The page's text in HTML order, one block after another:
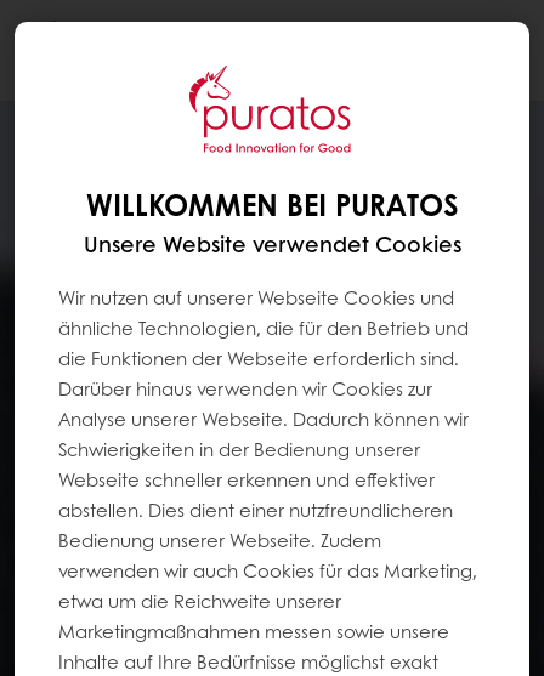
WILLKOMMEN BEI PURATOS
Unsere Website verwendet Cookies
Wir nutzen auf unserer Webseite Cookies und
ähnliche Technologien, die für den Betrieb und
die Funktionen der Webseite erforderlich sind.
Darüber hinaus verwenden wir Cookies zur
Analyse unserer Webseite. Dadurch können wir
Schwierigkeiten in der Bedienung unserer
Webseite schneller erkennen und effektiver
abstellen. Dies dient einer nutzfreundlicheren
Bedienung unserer Webseite. Zudem
verwenden wir auch Cookies für das Marketing,
etwa um die Reichweite unserer
Marketingmaßnahmen messen sowie unsere
Inhalte auf Ihre Bedürfnisse möglichst exakt